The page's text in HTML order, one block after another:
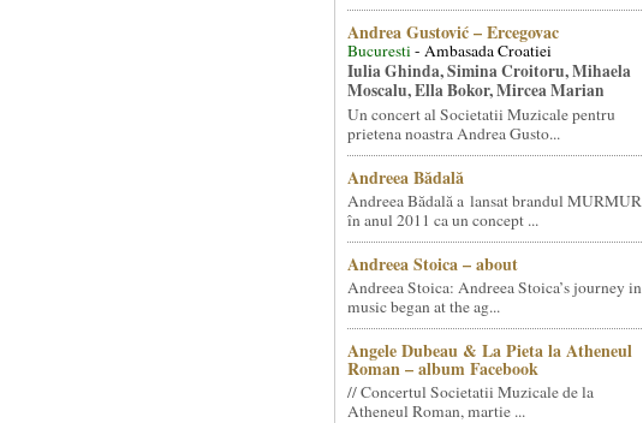
Andrea Gustović – Ercegovac
Bucuresti- Ambasada Croatiei
Iulia Ghinda, Simina Croitoru, Mihaela
Moscalu, Ella Bokor, Mircea Marian
Un concert al Societatii Muzicale pentru
prietena noastra Andrea Gusto...
Andreea Bădală
Andreea Bădală a lansat brandul MURMUR
în anul 2011 ca un concept ...
Andreea Stoica – about
Andreea Stoica: Andreea Stoica’s journey in
music began at the ag...
Angele Dubeau & La Pieta la Atheneul
Roman – album Facebook
// Concertul Societatii Muzicale de la
Atheneul Roman, martie ...